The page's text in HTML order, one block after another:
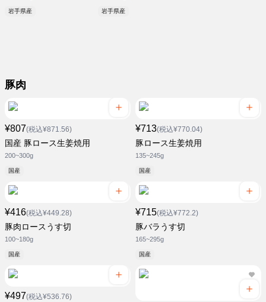
岩手県産 岩手県産
豚肉
¥807(税込¥871.56)
国産 豚ロース生姜焼用
200~300g
国産
¥713(税込¥770.04)
豚ロース生姜焼用
135~245g
国産
¥416(税込¥449.28)
豚肉ロースうす切
100~180g
国産
¥715(税込¥772.2)
豚バラうす切
165~295g
国産
¥497(税込¥536.76)